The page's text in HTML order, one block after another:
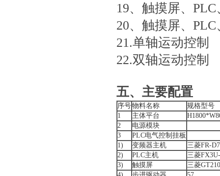
19、触摸屏、
20、触摸屏、
21.单轴运动控制
22.双轴运动控制
五、主要配置
序号物料名称
规格型号
1
主体平台
2
电源模块
3
PLC电气控制挂板
1)
变频器主机
三菱FR-
2)
PLC主机
三菱
3)
触摸屏
三菱